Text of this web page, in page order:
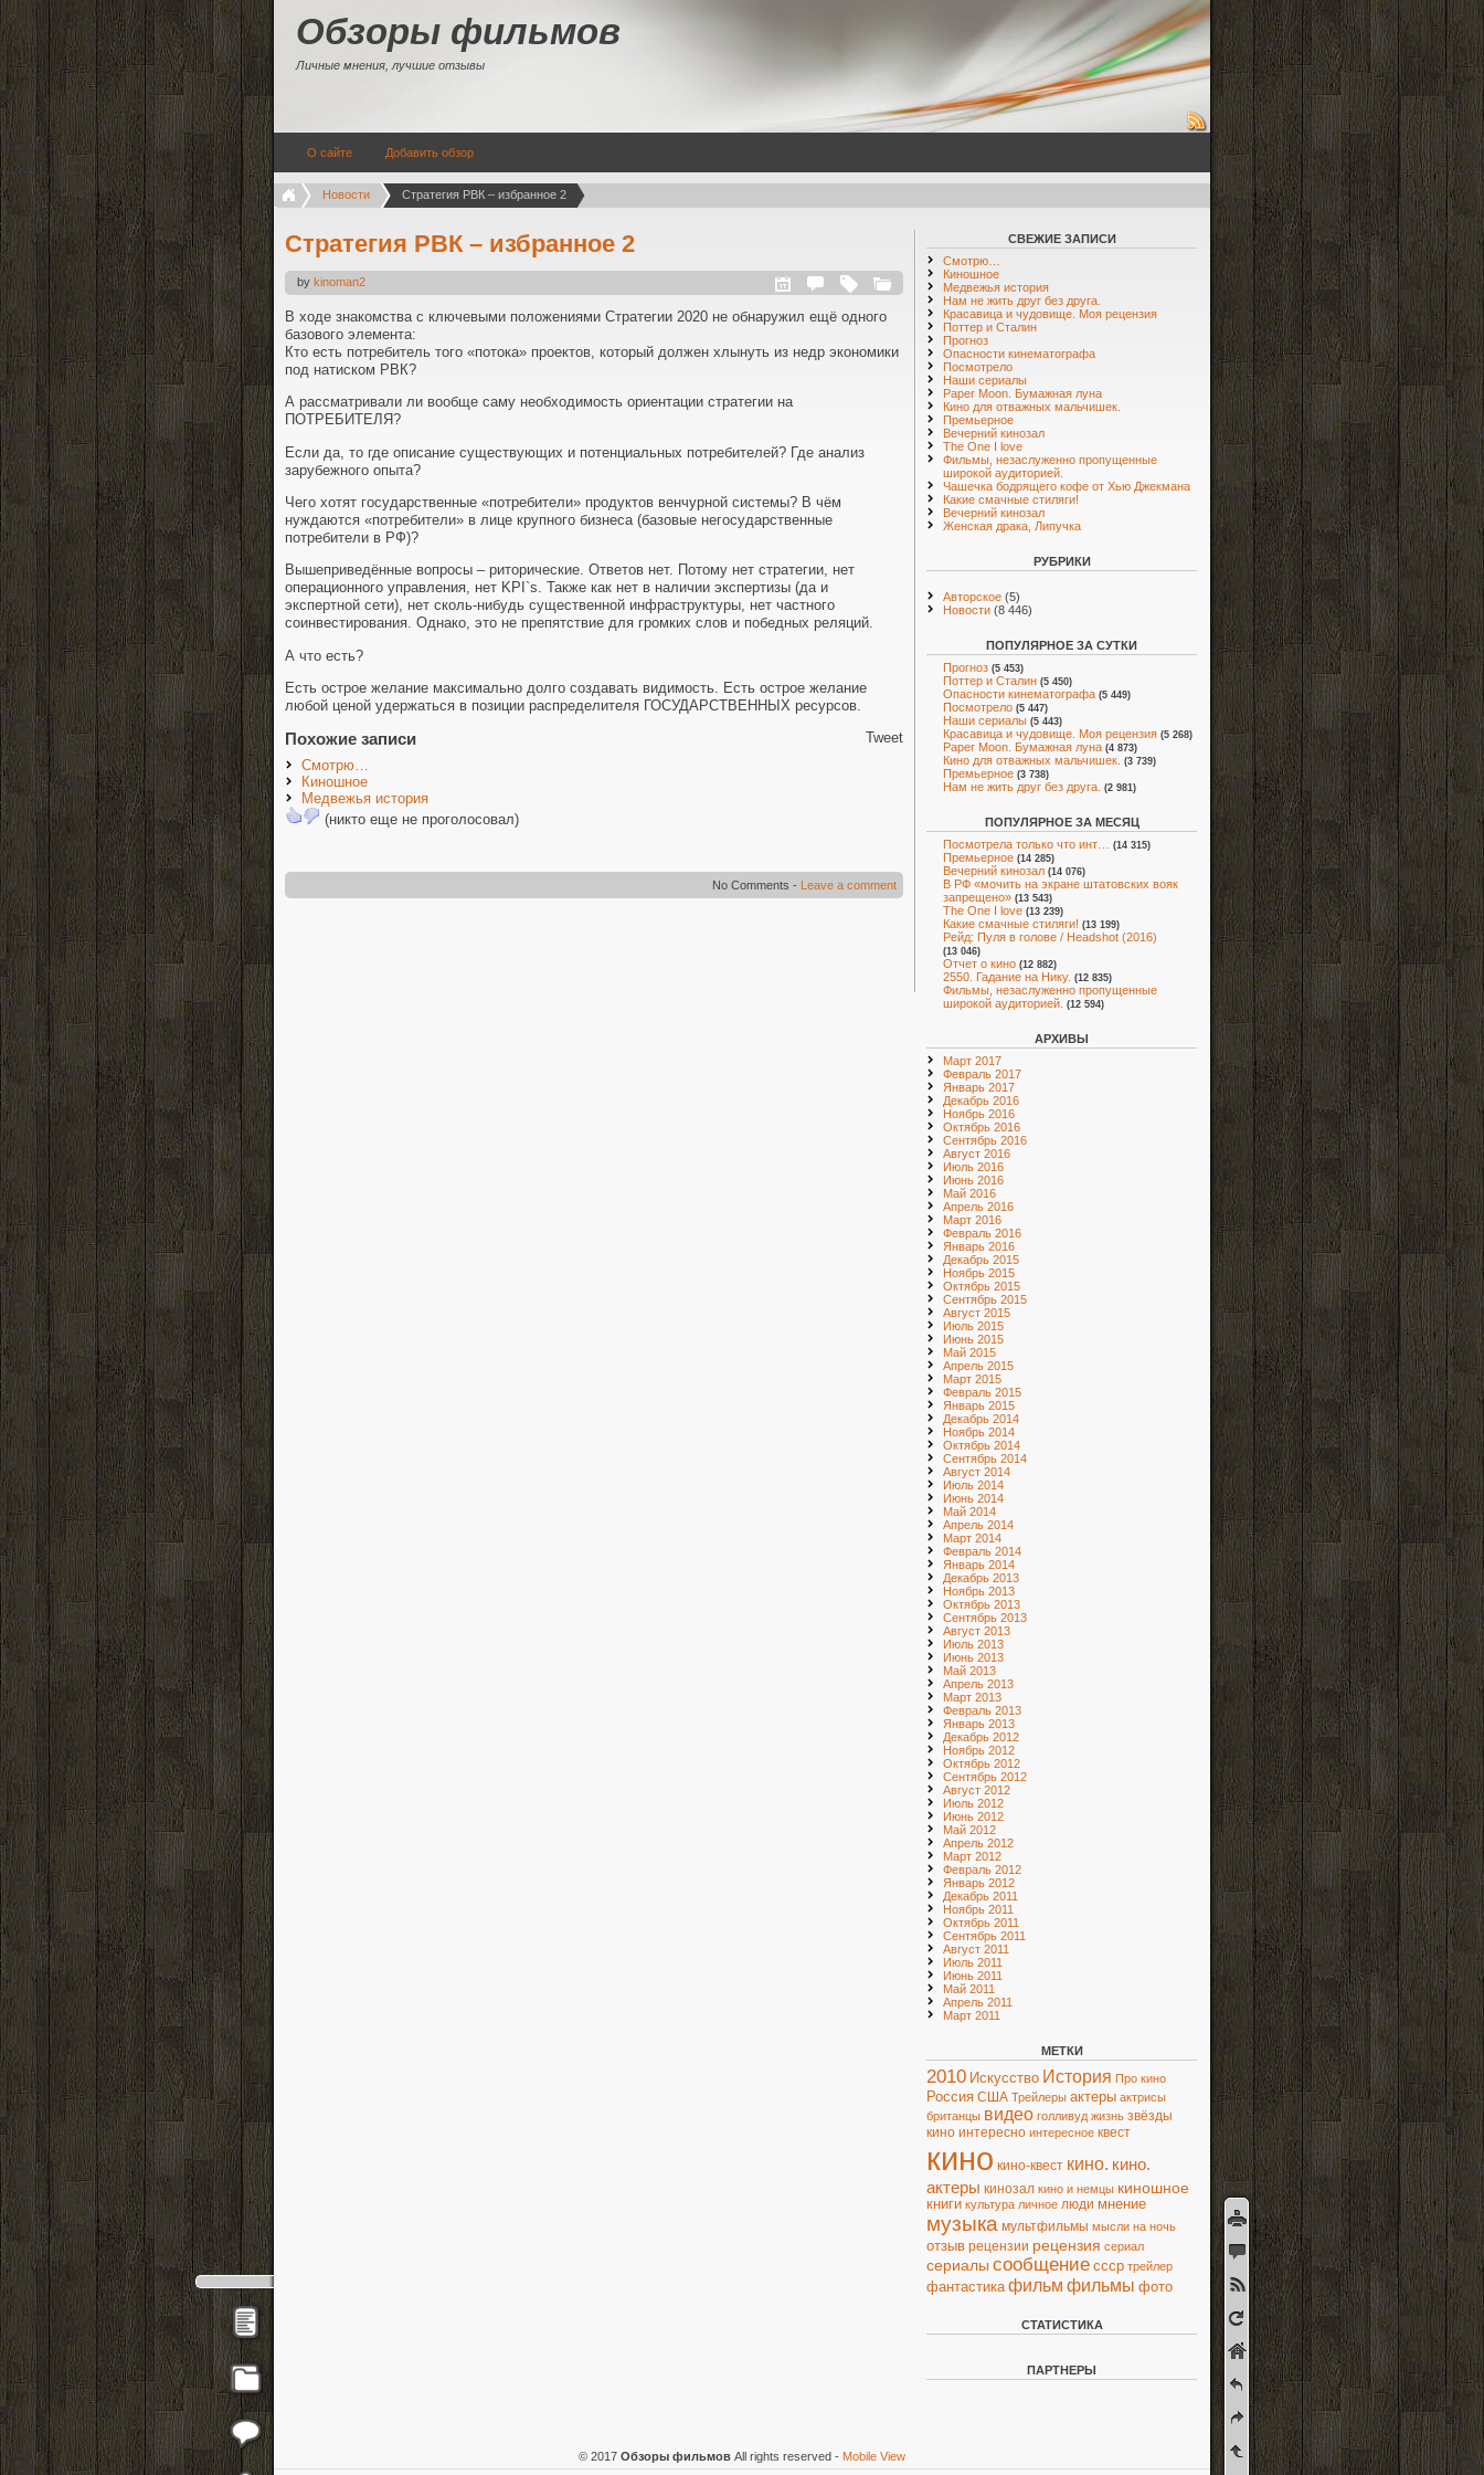
Обзоры фильмов
Личные мнения, лучшие отзывы
О сайте Добавить обзор
Новости Стратегия РВК – избранное 2
Стратегия РВК – избранное 2
by kinoman2
В ходе знакомства с ключевыми положениями Стратегии 2020 не обнаружил ещё одного
базового элемента:
Кто есть потребитель того «потока» проектов, который должен хлынуть из недр экономики
под натиском РВК?
А рассматривали ли вообще саму необходимость ориентации стратегии на
ПОТРЕБИТЕЛЯ?
Если да, то где описание существующих и потенциальных потребителей? Где анализ
зарубежного опыта?
Чего хотят государственные «потребители» продуктов венчурной системы? В чём
нуждаются «потребители» в лице крупного бизнеса (базовые негосударственные
потребители в РФ)?
Вышеприведённые вопросы – риторические. Ответов нет. Потому нет стратегии, нет
операционного управления, нет KPI `s. Также как нет в наличии экспертизы (да и
экспертной сети), нет сколь-нибудь существенной инфраструктуры, нет частного
соинвестирования. Однако, это не препятствие для громких слов и победных реляций.
А что есть?
Есть острое желание максимально долго создавать видимость. Есть острое желание
любой ценой удержаться в позиции распределителя ГОСУДАРСТВЕННЫХ ресурсов.
Tweet
Похожие записи
Смотрю…
Киношное
Медвежья история
(никто еще не проголосовал)
No Comments - Leave a comment
СВЕЖИЕ ЗАПИСИ
Смотрю…
Киношное
Медвежья история
Нам не жить друг без друга.
Красавица и чудовище. Моя рецензия
Поттер и Сталин
Прогноз
Опасности кинематографа
Посмотрело
Наши сериалы
Paper Moon. Бумажная луна
Кино для отважных мальчишек.
Премьерное
Вечерний кинозал
The One I love
Фильмы, незаслуженно пропущенные
широкой аудиторией.
Чашечка бодрящего кофе от Хью Джекмана
Какие смачные стиляги!
Вечерний кинозал
Женская драка, Липучка
РУБРИКИ
Авторское (5)
Новости (8 446)
ПОПУЛЯРНОЕ ЗА СУТКИ
Прогноз (5 453)
Поттер и Сталин (5 450)
Опасности кинематографа (5 449)
Посмотрело (5 447)
Наши сериалы (5 443)
Красавица и чудовище. Моя рецензия (5 268)
Paper Moon. Бумажная луна (4 873)
Кино для отважных мальчишек. (3 739)
Премьерное (3 738)
Нам не жить друг без друга. (2 981)
ПОПУЛЯРНОЕ ЗА МЕСЯЦ
Посмотрела только что инт…
(14 315)
Премьерное (14 285)
Вечерний кинозал (14 076)
В РФ «мочить на экране штатовских вояк
запрещено» (13 543)
The One I love (13 239)
Какие смачные стиляги! (13 199)
Рейд: Пуля в голове / Headshot (2016)
(13 046)
Отчет о кино (12 882)
2550. Гадание на Нику. (12 835)
Фильмы, незаслуженно пропущенные
широкой аудиторией. (12 594)
АРХИВЫ
Март 2017
Февраль 2017
Январь 2017
Декабрь 2016
Ноябрь 2016
Октябрь 2016
Сентябрь 2016
Август 2016
Июль 2016
Июнь 2016
Май 2016
Апрель 2016
Март 2016
Февраль 2016
Январь 2016
Декабрь 2015
Ноябрь 2015
Октябрь 2015
Сентябрь 2015
Август 2015
Июль 2015
Июнь 2015
Май 2015
Апрель 2015
Март 2015
Февраль 2015
Январь 2015
Декабрь 2014
Ноябрь 2014
Октябрь 2014
Сентябрь 2014
Август 2014
Июль 2014
Июнь 2014
Май 2014
Апрель 2014
Март 2014
Февраль 2014
Январь 2014
Декабрь 2013
Ноябрь 2013
Октябрь 2013
Сентябрь 2013
Август 2013
Июль 2013
Июнь 2013
Май 2013
Апрель 2013
Март 2013
Февраль 2013
Январь 2013
Декабрь 2012
Ноябрь 2012
Октябрь 2012
Сентябрь 2012
Август 2012
Июль 2012
Июнь 2012
Май 2012
Апрель 2012
Март 2012
Февраль 2012
Январь 2012
Декабрь 2011
Ноябрь 2011
Октябрь 2011
Сентябрь 2011
Август 2011
Июль 2011
Июнь 2011
Май 2011
Апрель 2011
Март 2011
МЕТКИ
2010 Искусство История Про кино
Россия США Трейлеры актеры актрисы
британцы видео голливуд жизнь звёзды
кино интересно интересное квест
кино кино-квест кино. кино.
актеры кинозал кино и немцы киношное
книги культура личное люди мнение
музыка мультфильмы мысли на ночь
отзыв рецензии рецензия сериал
сериалы сообщение ссср трейлер
фантастика фильм фильмы фото
СТАТИСТИКА
ПАРТНЕРЫ
© 2017 Обзоры фильмов All rights reserved - Mobile View